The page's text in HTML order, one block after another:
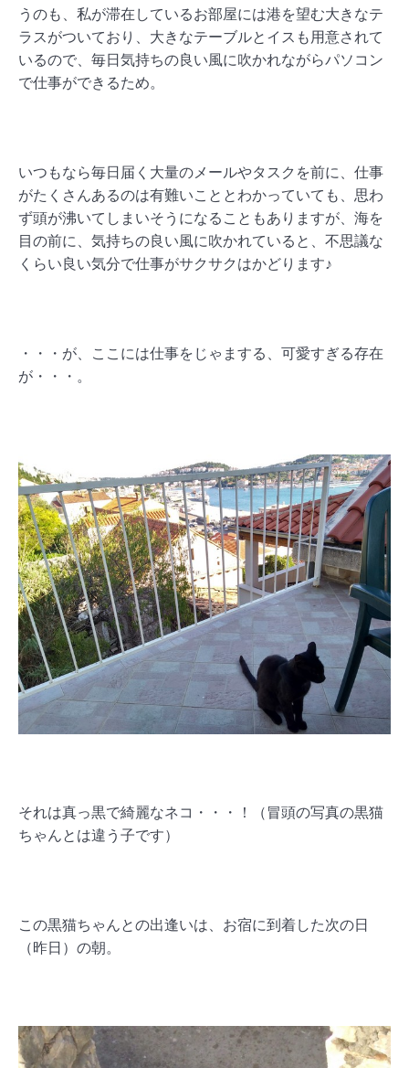
うのも、私が滞在しているお部屋には港を望む大きなテ
ラスがついており、大きなテーブルとイスも用意されて
いるので、毎日気持ちの良い風に吹かれながらパソコン
で仕事ができるため。
いつもなら毎日届く大量のメールやタスクを前に、仕事
がたくさんあるのは有難いこととわかっていても、思わ
ず頭が沸いてしまいそうになることもありますが、海を
目の前に、気持ちの良い風に吹かれていると、不思議な
くらい良い気分で仕事がサクサクはかどります♪
・・・が、ここには仕事をじゃまする、可愛すぎる存在
が・・・。
それは真っ黒で綺麗なネコ・・・！（冒頭の写真の黒猫
ちゃんとは違う子です）
この黒猫ちゃんとの出逢いは、お宿に到着した次の日
（昨日）の朝。